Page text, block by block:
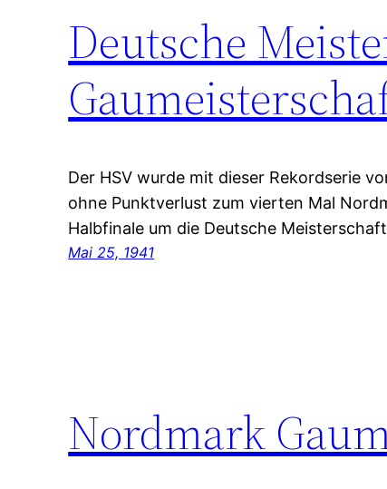
Deutsche
Der HSV wurde mit dieser Rekordserie
ohne Punktverlust zum vierten Mal
Halbfinale um die Deutsche
Mai 25, 1941
Nordmark